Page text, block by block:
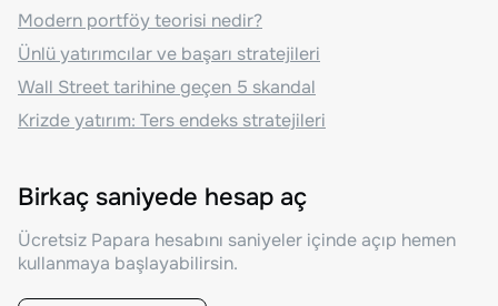
Modern portföy teorisi nedir?
Ünlü yatırımcılar ve başarı stratejileri
Wall Street tarihine geçen 5 skandal
Krizde yatırım: Ters endeks stratejileri
Birkaç saniyede hesap aç
Ücretsiz Papara hesabını saniyeler içinde açıp hemen
kullanmaya başlayabilirsin.